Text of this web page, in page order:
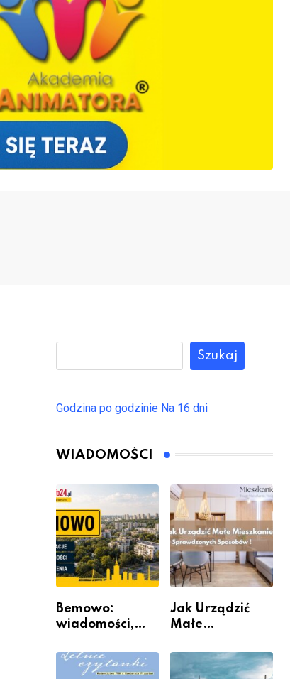
Szukaj
Godzina po godzinie Na 16 dni
WIADOMOŚCI
Bemowo:
wiadomości,
wydarzenia z
dzielnicy
Jak Urządzić
Małe
Sposobów Na
Więcej